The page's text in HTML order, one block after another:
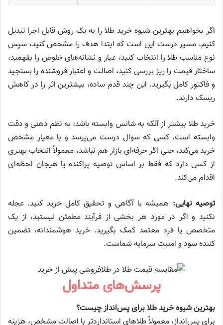
اگر بخواهیم بهترین شیوه خرید طلا را به یک روش قابل اجرا تبدیل
کنیم، مسیر درست این است که ابتدا هدف را مشخص کنید، سپس
نوع مناسب طلا را انتخاب کنید، عیار و نشانه‌های خلوص را بفهمید،
ساختار قیمت را ریز بررسی کنید، اصالت و اعتبار فروشنده را بسنجید
و فاکتور کامل بگیرید. این چند قدم ساده، بیشترین اثر را در کاهش
ریسک دارند.
خرید طلا بیشتر از آنکه به شانس وابسته باشد، به نظم ذهنی و دقت
وابسته است. کسی که سوال درست می‌پرسد و با معیار مشخص
خرید می‌کند، حتی اگر حرفه‌ای بازار هم نباشد، معمولاً انتخاب بهتری
از کسی دارد که فقط بر اساس توصیه پراکنده یا هیجان لحظه‌ای
اقدام می‌کند.
توصیه نهایی: همیشه با آگاهی و تحقیق کامل خرید کنید. عجله
نکنید و اگر در مورد هر بخشی از فرآیند مطمئن نیستید، از یک
متخصص یا فرد معتمد کمک بگیرید. خرید هوشمندانه، تضمین
کننده سود و امنیت سرمایه شماست.
پرسش‌های متداول
بهترین شیوه خرید طلا برای پس‌انداز چیست؟
برای پس‌انداز، معمولاً طلاهای استانداردتر با اصالت مشخص، هزینه